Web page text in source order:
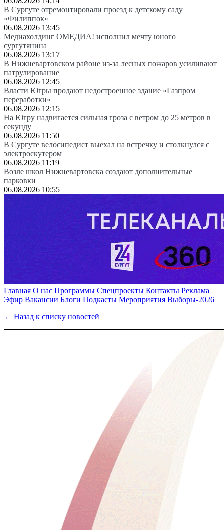
В Сургуте отремонтировали проезд к детскому саду
«Филиппок»
06.08.2026 13:45
Медиахолдинг ОМЕДИА! исполнил мечту юного
сургутянина
06.08.2026 13:17
В Нижневартовском районе из-за лесных пожаров усиливают
патрулирование
06.08.2026 12:45
Власти Югры продают недостроенное здание «Газпром
переработки»
06.08.2026 12:15
На Югру надвигается сильная гроза с ветром до 25 метров в
секунду
06.08.2026 11:50
В Сургуте велосипедист выехал на встречку и столкнулся с
электроскутером
06.08.2026 11:19
Возле школ Нижневартовска создают дополнительные
парковки
06.08.2026 10:55
Главная О нас Программы Спецпроекты Контакты Реклама
Эфир Вакансии Блоги Подкасты Мероприятия Выборы-2026
← Назад к списку новостей